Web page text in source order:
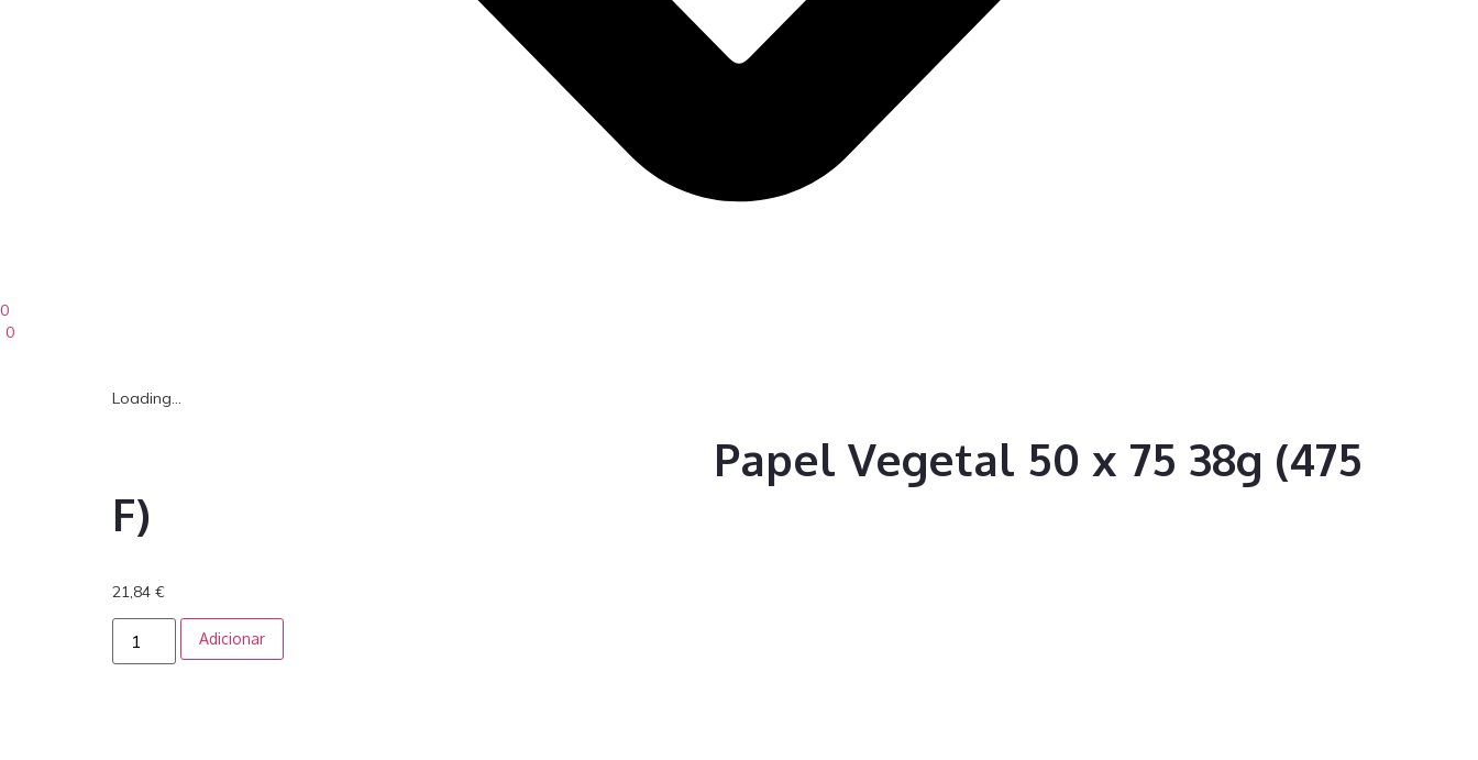
0
0
Loading...
Papel Vegetal 50 x 75 38g (475
F)
21,84 €
Adicionar